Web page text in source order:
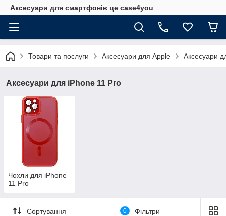
Аксесуари для смартфонів це case4you
Товари та послуги Аксесуари для Apple Аксесуари
Аксесуари для iPhone 11 Pro
Чохли для iPhone
11 Pro
Сортування 0 Фільтри